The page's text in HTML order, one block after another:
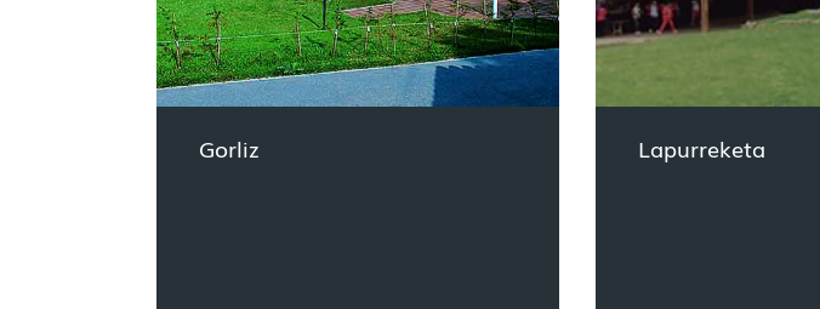
Gorliz Lapurreketa